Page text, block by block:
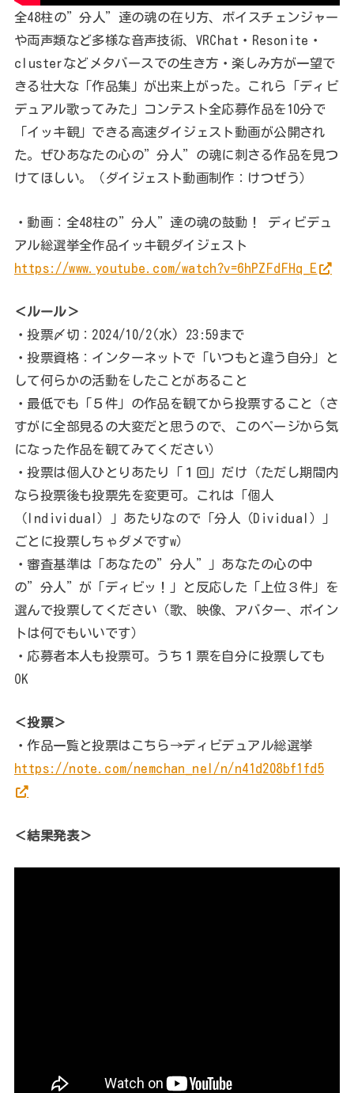
全48柱の”分人”達の魂の在り方、ボイスチェンジャー
や両声類など多様な音声技術、VRChat・Resonite・
clusterなどメタバースでの生き方・楽しみ方が一望で
きる壮大な「作品集」が出来上がった。これら「ディビ
デュアル歌ってみた」コンテスト全応募作品を10分で
「イッキ観」できる高速ダイジェスト動画が公開され
た。ぜひあなたの心の”分人”の魂に刺さる作品を見つ
けてほしい。（ダイジェスト動画制作：けつぜう）
・動画：全48柱の”分人”達の魂の鼓動！ ディビデュ
アル総選挙全作品イッキ観ダイジェスト
https://www.youtube.com/watch?v=6hPZFdFHq_E
＜ルール＞
・投票〆切：2024/10/2(水) 23:59まで
・投票資格：インターネットで「いつもと違う自分」と
して何らかの活動をしたことがあること
・最低でも「５件」の作品を観てから投票すること（さ
すがに全部見るの大変だと思うので、このページから気
になった作品を観てみてください）
・投票は個人ひとりあたり「１回」だけ（ただし期間内
なら投票後も投票先を変更可。これは「個人
（Individual）」あたりなので「分人（Dividual）」
ごとに投票しちゃダメですw）
・審査基準は「あなたの”分人”」あなたの心の中
の”分人”が「ディビッ！」と反応した「上位３件」を
選んで投票してください（歌、映像、アバター、ポイン
トは何でもいいです）
・応募者本人も投票可。うち１票を自分に投票しても
OK
＜投票＞
・作品一覧と投票はこちら→ディビデュアル総選挙
https://note.com/nemchan_nel/n/n41d208bf1fd5
＜結果発表＞